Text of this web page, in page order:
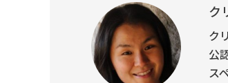
ク
ク
公
ス